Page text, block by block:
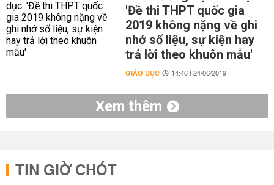
'Đề thi THPT quốc gia
2019 không nặng về ghi
nhớ số liệu, sự kiện hay
trả lời theo khuôn mẫu'
GIÁO DỤC 14:46 | 24/06/2019
Xem thêm
TIN GIỜ CHÓT